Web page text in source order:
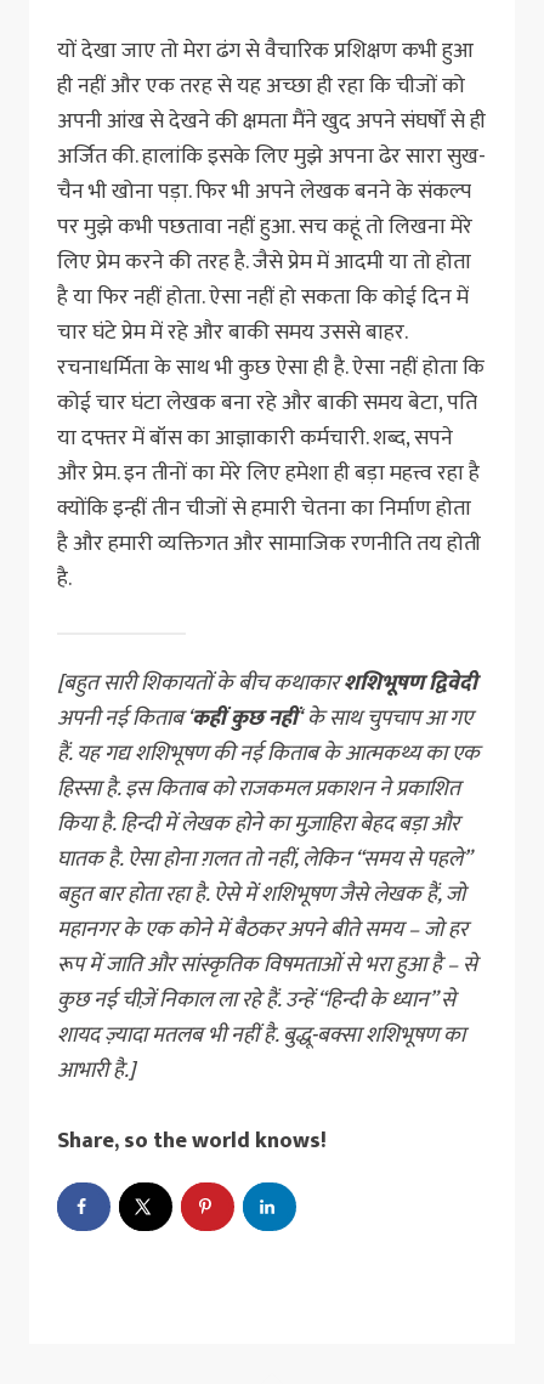
यों देखा जाए तो मेरा ढंग से वैचारिक प्रशिक्षण कभी हुआ
ही नहीं और एक तरह से यह अच्छा ही रहा कि चीजों को
अपनी आंख से देखने की क्षमता मैंने खुद अपने संघर्षों से ही
अर्जित की. हालांकि इसके लिए मुझे अपना ढेर सारा सुख-
चैन भी खोना पड़ा. फिर भी अपने लेखक बनने के संकल्प
पर मुझे कभी पछतावा नहीं हुआ. सच कहूं तो लिखना मेरे
लिए प्रेम करने की तरह है. जैसे प्रेम में आदमी या तो होता
है या फिर नहीं होता. ऐसा नहीं हो सकता कि कोई दिन में
चार घंटे प्रेम में रहे और बाकी समय उससे बाहर.
रचनाधर्मिता के साथ भी कुछ ऐसा ही है. ऐसा नहीं होता कि
कोई चार घंटा लेखक बना रहे और बाकी समय बेटा, पति
या दफ्तर में बॉस का आज्ञाकारी कर्मचारी. शब्द, सपने
और प्रेम. इन तीनों का मेरे लिए हमेशा ही बड़ा महत्त्व रहा है
क्योंकि इन्हीं तीन चीजों से हमारी चेतना का निर्माण होता
है और हमारी व्यक्तिगत और सामाजिक रणनीति तय होती
है.
[बहुत सारी शिकायतों के बीच कथाकारशशिभूषण द्विवेदी
अपनी नई किताब ‘कहीं कुछ नहीं‘ के साथ चुपचाप आ गए
हैं. यह गद्य शशिभूषण की नई किताब के आत्मकथ्य का एक
हिस्सा है. इस किताब को राजकमल प्रकाशन ने प्रकाशित
किया है. हिन्दी में लेखक होने का मुज़ाहिरा बेहद बड़ा और
घातक है. ऐसा होना ग़लत तो नहीं, लेकिन “समय से पहले”
बहुत बार होता रहा है. ऐसे में शशिभूषण जैसे लेखक हैं, जो
महानगर के एक कोने में बैठकर अपने बीते समय – जो हर
रूप में जाति और सांस्कृतिक विषमताओं से भरा हुआ है – से
कुछ नई चीज़ें निकाल ला रहे हैं. उन्हें “हिन्दी के ध्यान” से
शायद ज़्यादा मतलब भी नहीं है. बुद्धू-बक्सा शशिभूषण का
आभारी है.]
Share, so the world knows!